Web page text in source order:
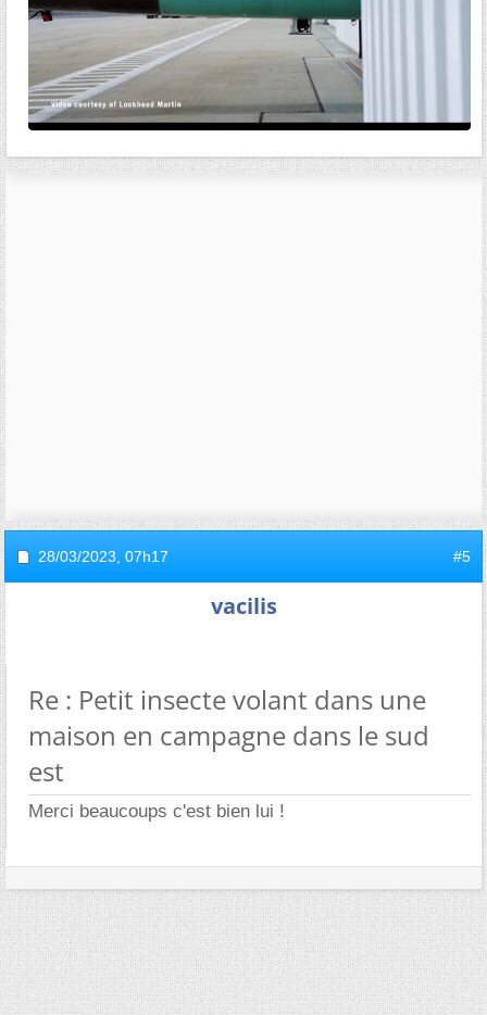
28/03/2023, 07h17 #5
vacilis
Re : Petit insecte volant dans une
maison en campagne dans le sud
est
Merci beaucoups c'est bien lui !